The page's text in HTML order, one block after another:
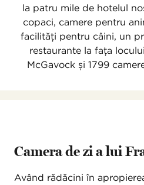
la patru mile de hotelul
copaci, camere pentru
facilități pentru câini, un
restaurante la fața
McGavock și 1799
Camera de zi a lui
Având rădăcini în